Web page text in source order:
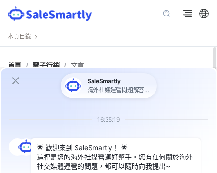
本頁目錄
首頁 / 電子行銷 / 文章
WhatsApp 私域行銷指南
大工具的潛力，為建立與用戶之間更緊密的關係、提供個人
化的服務和推廣，以及增加用戶忠誠度， WhatsApp已成
為一個不可或缺乏的營銷管道。在現今競爭激烈的市場中，